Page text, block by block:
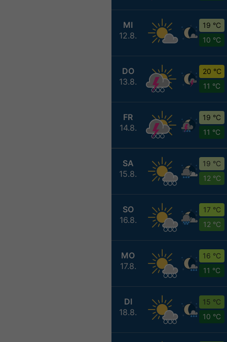
MI
12.8.
19 °C
10 °C
DO
13.8.
20 °C
11 °C
FR
14.8.
19 °C
11 °C
SA
15.8.
19 °C
12 °C
SO
16.8.
17 °C
12 °C
MO
17.8.
16 °C
11 °C
DI
18.8.
15 °C
10 °C